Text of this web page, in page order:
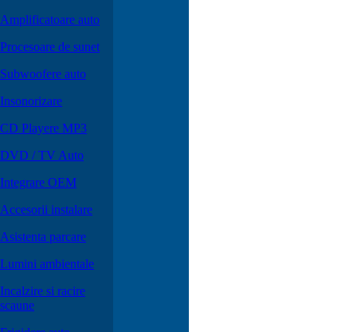
Amplificatoare auto
Procesoare de sunet
Subwoofere auto
Insonorizare
CD Playere MP3
DVD / TV Auto
Integrare OEM
Accesorii instalare
Asistenta parcare
Lumini ambientale
Incalzire si racire
scaune